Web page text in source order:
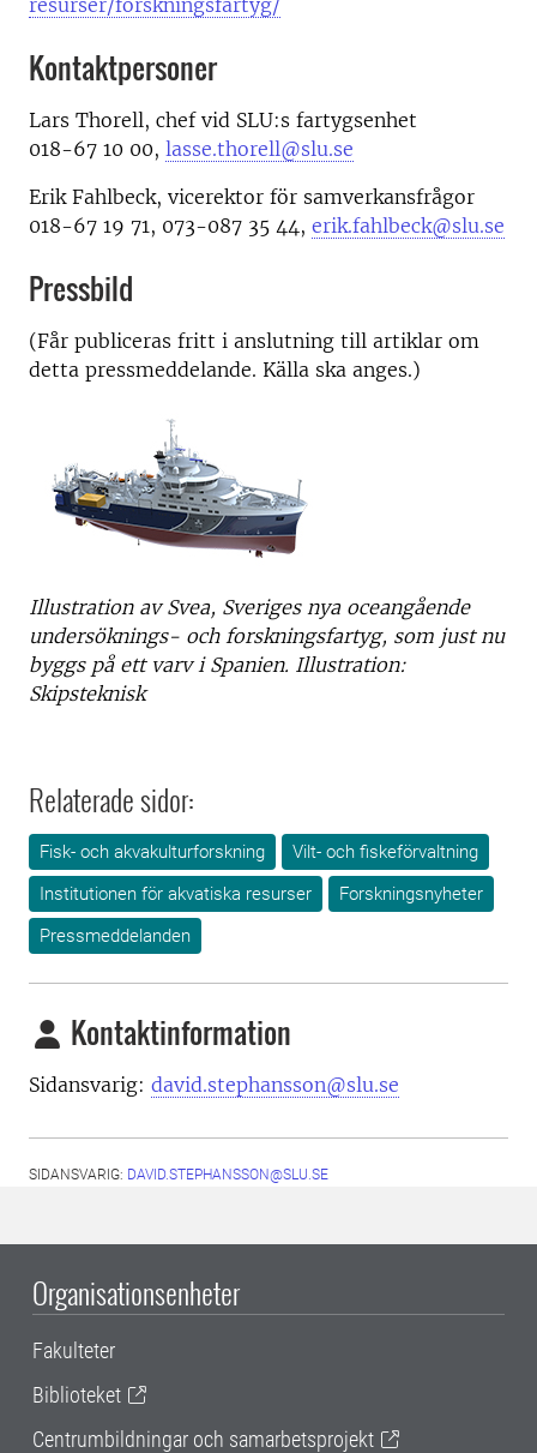
resurser/forskningsfartyg/
Kontaktpersoner
Lars Thorell, chef vid SLU:s fartygsenhet
018-67 10 00, lasse.thorell@slu.se
Erik Fahlbeck, vicerektor för samverkansfrågor
018-67 19 71, 073-087 35 44, erik.fahlbeck@slu.se
Pressbild
(Får publiceras fritt i anslutning till artiklar om
detta pressmeddelande. Källa ska anges.)
Illustration av Svea, Sveriges nya oceangående
undersöknings- och forskningsfartyg, som just nu
byggs på ett varv i Spanien. Illustration:
Skipsteknisk
Relaterade sidor:
Fisk- och akvakulturforskning
Vilt- och fiskeförvaltning
Institutionen för akvatiska resurser
Forskningsnyheter
Pressmeddelanden
Kontaktinformation
Sidansvarig: david.stephansson@slu.se
SIDANSVARIG: DAVID.STEPHANSSON@SLU.SE
Organisationsenheter
Fakulteter
Biblioteket
Centrumbildningar och samarbetsprojekt